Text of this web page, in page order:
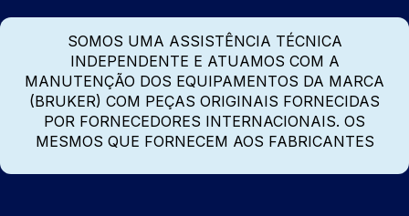
SOMOS UMA ASSISTÊNCIA TÉCNICA
INDEPENDENTE E ATUAMOS COM A
MANUTENÇÃO DOS EQUIPAMENTOS DA MARCA
(BRUKER) COM PEÇAS ORIGINAIS FORNECIDAS
POR FORNECEDORES INTERNACIONAIS. OS
MESMOS QUE FORNECEM AOS FABRICANTES